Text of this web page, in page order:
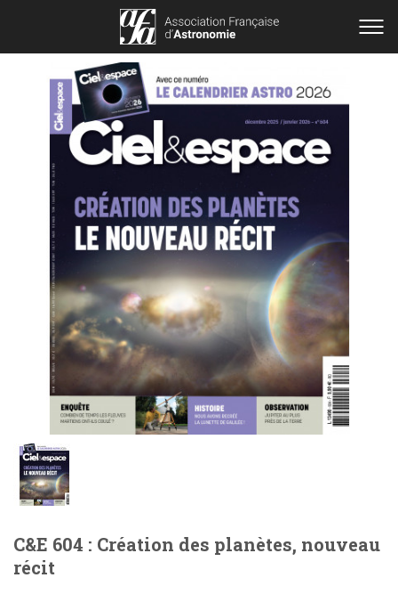
C&E 604 : Création des planètes, nouveau
récit